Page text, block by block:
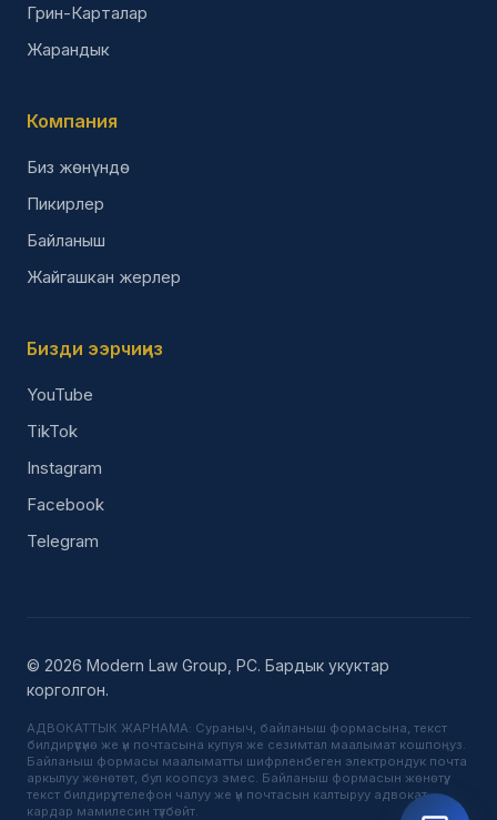
Грин-Карталар
Жарандык
Компания
Биз жөнүндө
Пикирлер
Байланыш
Жайгашкан жерлер
Бизди ээрчиңиз
YouTube
TikTok
Instagram
Facebook
Telegram
© 2026 Modern Law Group, PC. Бардык укуктар
корголгон.
АДВОКАТТЫК ЖАРНАМА: Сураныч, байланыш формасына, текст
билдирүүсүнө же үн почтасына купуя же сезимтал маалымат кошпоңуз.
Байланыш формасы маалыматты шифрленбеген электрондук почта
аркылуу жөнөтөт, бул коопсуз эмес. Байланыш формасын жөнөтүү,
текст билдирүү, телефон чалуу же үн почтасын калтыруу адвокат-
кардар мамилесин түзбөйт.